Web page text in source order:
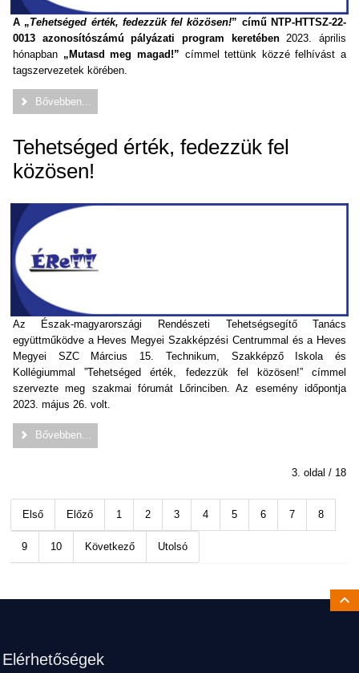
A „Tehetséged érték, fedezzük fel közösen!” című NTP-HTTSZ-22-
0013 azonosítószámú pályázati program keretében2023. április
hónapban „Mutasd meg magad!” címmel tettünk közzé felhívást a
tagszervezetek körében.
Bővebben...
Tehetséged érték, fedezzük fel
közösen!
Az Észak-magyarországi Rendészeti Tehetségsegítő Tanács
együttműködve a Heves Megyei Szakképzési Centrummal és a Heves
Megyei SZC Március 15. Technikum, Szakképző Iskola és
Kollégiummal ”Tehetséged érték, fedezzük fel közösen!” címmel
szervezte meg szakmai fórumát Lőrinciben. Az esemény időpontja
2023. május 26. volt.
Bővebben...
3. oldal / 18
Első Előző 1 2 3 4 5 6 7 8
9 10 Következő Utolsó
Elérhetőségek